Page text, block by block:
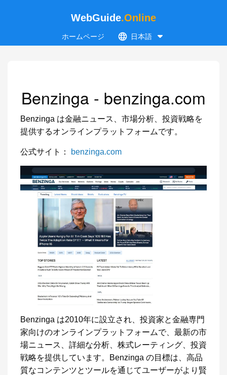
WebGuide.Online
ホームページ 日本語
Benzinga - benzinga.com
Benzinga は金融ニュース、市場分析、投資戦略を
提供するオンラインプラットフォームです。
公式サイト： benzinga.com
Benzinga は2010年に設立され、投資家と金融専門
家向けのオンラインプラットフォームで、最新の市
場ニュース、詳細な分析、株式レーティング、投資
戦略を提供しています。Benzinga の目標は、高品
質なコンテンツとツールを通じてユーザーがより賢